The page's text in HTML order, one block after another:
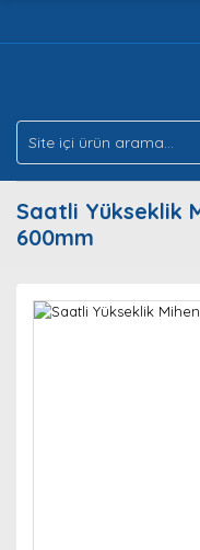
Saatli Yükseklik
600mm